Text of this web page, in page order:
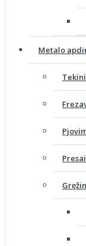
Metalo
Presai